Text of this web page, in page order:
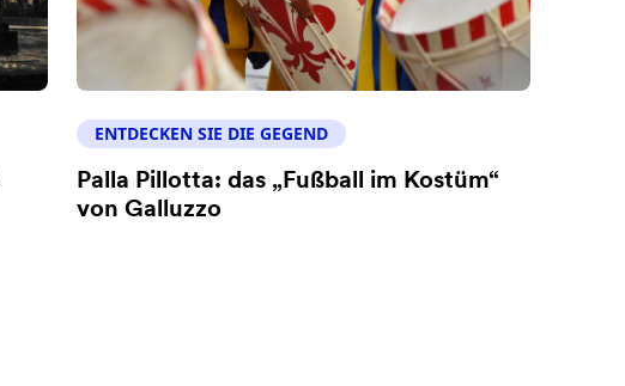
ENTDECKEN SIE DIE GEGEND
Palla Pillotta: das „Fußball im Kostüm“
von Galluzzo